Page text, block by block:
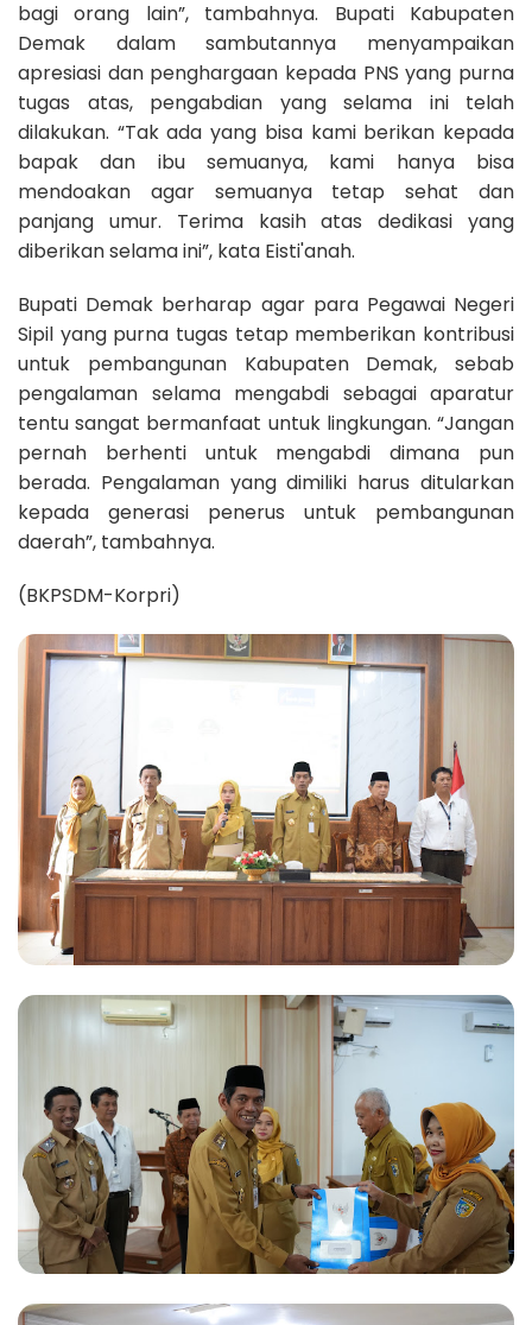
bagi orang lain”, tambahnya. Bupati Kabupaten
Demak dalam sambutannya menyampaikan
apresiasi dan penghargaan kepada PNS yang purna
tugas atas, pengabdian yang selama ini telah
dilakukan. “Tak ada yang bisa kami berikan kepada
bapak dan ibu semuanya, kami hanya bisa
mendoakan agar semuanya tetap sehat dan
panjang umur. Terima kasih atas dedikasi yang
diberikan selama ini”, kata Eisti'anah.
Bupati Demak berharap agar para Pegawai Negeri
Sipil yang purna tugas tetap memberikan kontribusi
untuk pembangunan Kabupaten Demak, sebab
pengalaman selama mengabdi sebagai aparatur
tentu sangat bermanfaat untuk lingkungan. “Jangan
pernah berhenti untuk mengabdi dimana pun
berada. Pengalaman yang dimiliki harus ditularkan
kepada generasi penerus untuk pembangunan
daerah”, tambahnya.
(BKPSDM-Korpri)